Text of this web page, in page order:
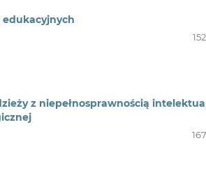
edukacyjnych
z niepełnosprawnością